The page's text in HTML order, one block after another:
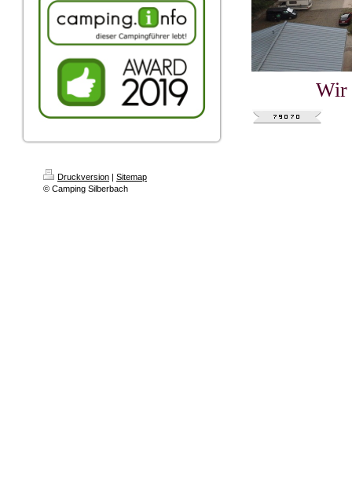
Wir
Druckversion | Sitemap
© Camping Silberbach